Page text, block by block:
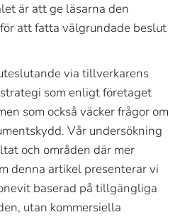
är att ge läsarna den
att fatta välgrundade beslut
via tillverkarens
som enligt företaget
som också väcker frågor om
Vår undersökning
och områden där mer
denna artikel presenterar vi
baserad på tillgängliga
utan kommersiella